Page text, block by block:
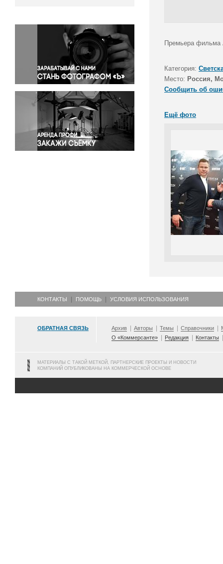
Окружающая среда
Политика
Правосудие
Происшествия и конфликты
Религия
Светская жизнь
Спорт
Экология
Экономика и бизнес
Премьера фильма
Категория:
Место: Россия,
Сообщить об
Ещё фото
КОНТАКТЫ ПОМОЩЬ УСЛОВИЯ ИСПОЛЬЗОВАНИЯ
ОБРАТНАЯ СВЯЗЬ Архив Авторы Темы Справочники
О «Коммерсанте»
Редакция Контакты
МАТЕРИАЛЫ С ТАКОЙ МЕТКОЙ, ПАРТНЕРСКИЕ ПРОЕКТЫ И НОВОСТИ
КОМПАНИЙ ОПУБЛИКОВАНЫ НА КОММЕРЧЕСКОЙ ОСНОВЕ